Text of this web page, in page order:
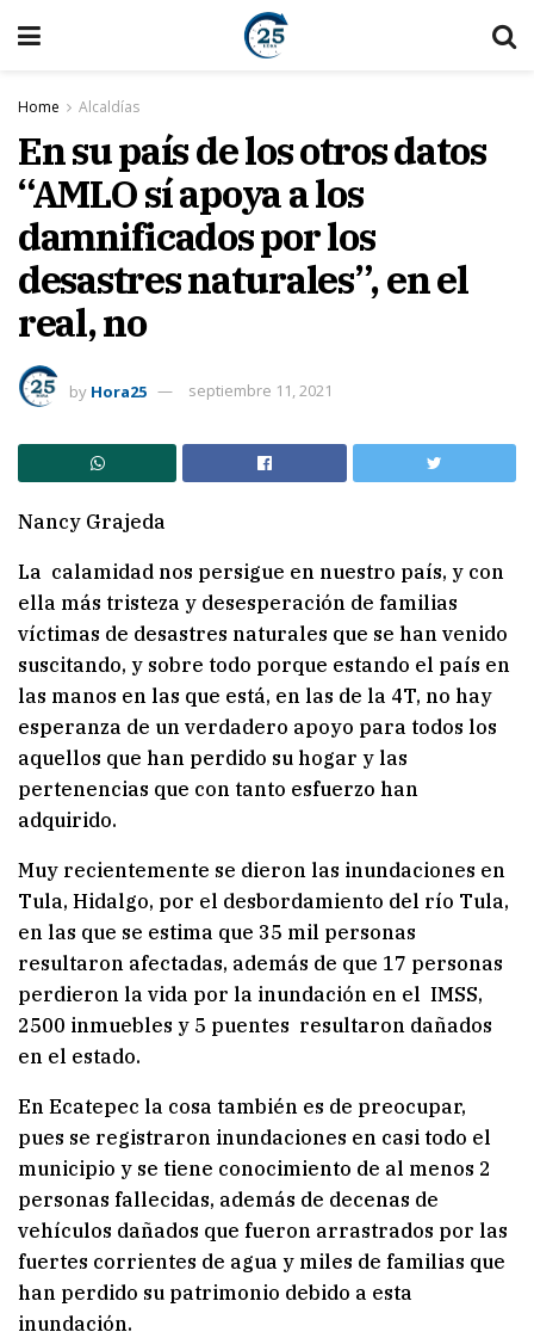
Home Alcaldías
En su país de los otros datos
“AMLO sí apoya a los
damnificados por los
desastres naturales”, en el
real, no
by Hora25 septiembre 11, 2021
Nancy Grajeda
La calamidad nos persigue en nuestro país, y con
ella más tristeza y desesperación de familias
víctimas de desastres naturales que se han venido
suscitando, y sobre todo porque estando el país en
las manos en las que está, en las de la 4T, no hay
esperanza de un verdadero apoyo para todos los
aquellos que han perdido su hogar y las
pertenencias que con tanto esfuerzo han
adquirido.
Muy recientemente se dieron las inundaciones en
Tula, Hidalgo, por el desbordamiento del río Tula,
en las que se estima que 35 mil personas
resultaron afectadas, además de que 17 personas
perdieron la vida por la inundación en el IMSS,
2500 inmuebles y 5 puentes resultaron dañados
en el estado.
En Ecatepec la cosa también es de preocupar,
pues se registraron inundaciones en casi todo el
municipio y se tiene conocimiento de al menos 2
personas fallecidas, además de decenas de
vehículos dañados que fueron arrastrados por las
fuertes corrientes de agua y miles de familias que
han perdido su patrimonio debido a esta
inundación.